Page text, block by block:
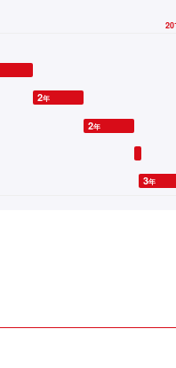
2年
2年
3年